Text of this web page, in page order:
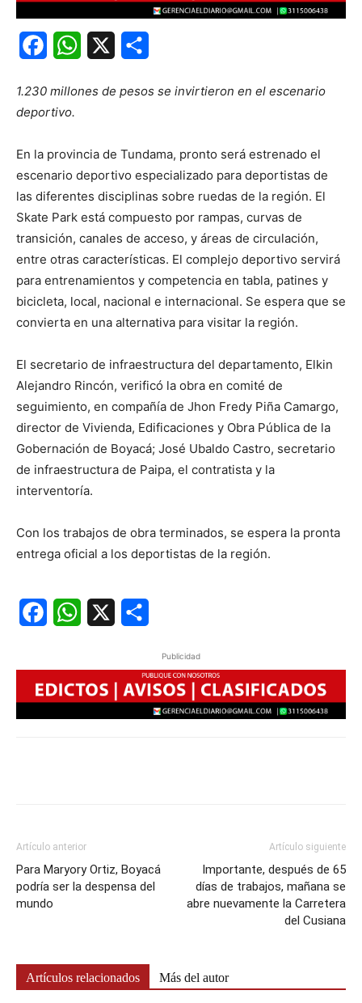
FacebookWhatsApp
1.230 millones de pesos se invirtieron en el escenario
deportivo.
En la provincia de Tundama, pronto será estrenado el
escenario deportivo especializado para deportistas de
las diferentes disciplinas sobre ruedas de la región. El
Skate Park está compuesto por rampas, curvas de
transición, canales de acceso, y áreas de circulación,
entre otras características. El complejo deportivo servirá
para entrenamientos y competencia en tabla, patines y
bicicleta, local, nacional e internacional. Se espera que se
convierta en una alternativa para visitar la región.
El secretario de infraestructura del departamento, Elkin
Alejandro Rincón, verificó la obra en comité de
seguimiento, en compañía de Jhon Fredy Piña Camargo,
director de Vivienda, Edificaciones y Obra Pública de la
Gobernación de Boyacá; José Ubaldo Castro, secretario
de infraestructura de Paipa, el contratista y la
interventoría.
Con los trabajos de obra terminados, se espera la pronta
entrega oficial a los deportistas de la región.
FacebookWhatsApp
Publicidad
Artículo anterior
Para Maryory Ortiz, Boyacá
podría ser la despensa del
mundo
Artículo siguiente
Importante, después de 65
días de trabajos, mañana se
abre nuevamente la Carretera
del Cusiana
Artículos relacionados Más del autor